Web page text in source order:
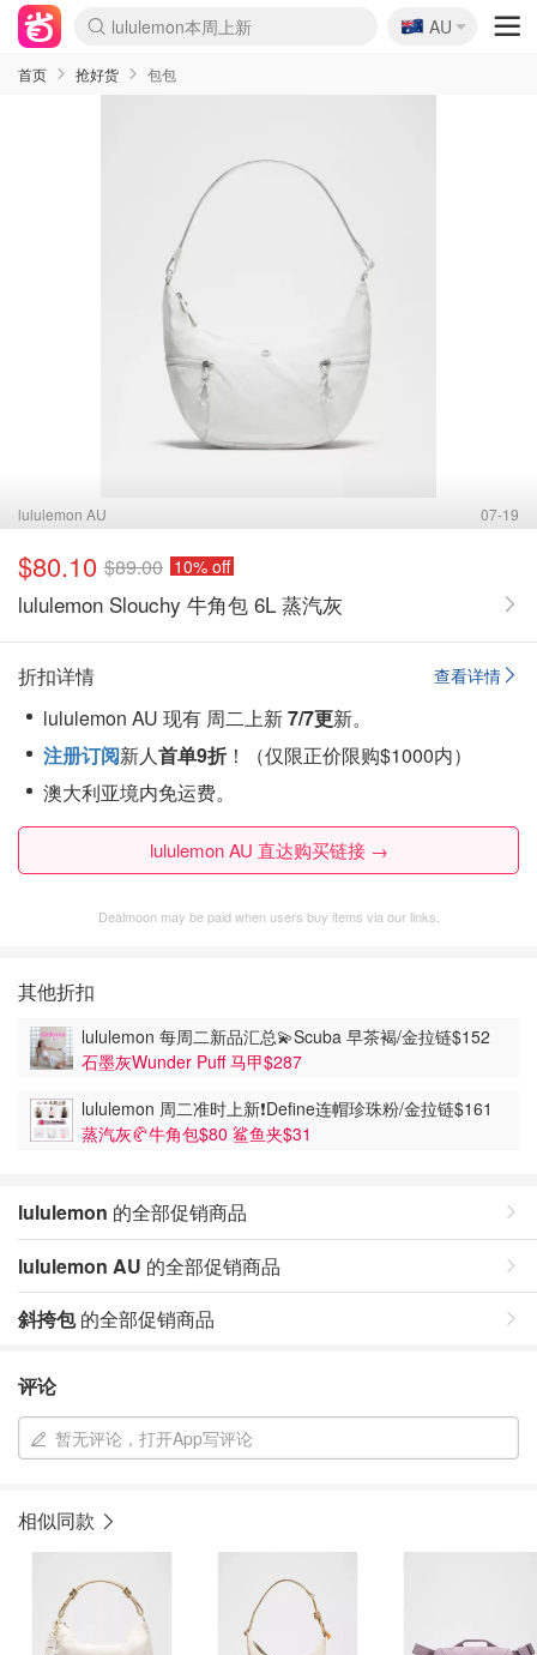
lululemon本周上新
Sasa美妆护肤3.5折
SSENSE年中3折
FreshBeauty好价汇总
Cettire降价+叠9折
Farfetch折上8折
WWS Coles超市实拍
viagogo二手票捡漏
Myer清仓1折起
The Outnet奢牌1折起
David Jones 3折起
Flannels大牌1折
Perfumes Club护肤1折
AMIRO返校季6.2折
Oweek抽奖送Airpods
Amazon折扣汇总
eToro入金$200送$50
Amazon数码好物
ICONIC本周7.5折
ThedoubleF高奢地板价
Moose Knuckles 6折
丝芙兰5折起
EUFY官网3.7折起
Selenichast首饰2折
Trip机票酒店促销
YSL送5件彩妆礼
Amazon家居好物
BIGBANG巡演开票
David Jones时尚3折
Amazon美妆护肤
雅漾大喷$8
过敏原检测盒$33
伊索独家赠50ml沐浴露
科颜氏送高保湿面霜
SEALIFE海洋馆门票6折
丝塔芙大白罐$16
订阅Newsletter送香薰
Cult Beauty 6.8折
Harrods圣诞日历2.3折
LN-CC奢牌私促3折
d'Alba空姐喷雾$16
EVE LOM套装逆天2折
Bernardelli独家4折
Adore Beauty 6折起
CT圣诞日历
Mytheresa奢品2.7折
🇦🇺
AU
首页 抢好货 包包
lululemon AU 07-19
$80.10 $89.00 10% off
lululemon Slouchy 牛角包 6L 蒸汽灰
查看详情
折扣详情
lululemon AU 现有 周二上新7/7更新。
注册订阅新人首单9折 ！（仅限正价限购$1000内）
澳大利亚境内免运费。
lululemon AU 直达购买链接 →
Dealmoon may be paid when users buy items via our links.
其他折扣
lululemon 每周二新品汇总💫Scuba 早茶褐/金拉链$152
石墨灰Wunder Puff 马甲$287
lululemon 周二准时上新❗️Define连帽珍珠粉/金拉链$161
蒸汽灰🥐牛角包$80 鲨鱼夹$31
lululemon 的全部促销商品
lululemon AU 的全部促销商品
斜挎包的全部促销商品
评论
暂无评论，打开App写评论
相似同款